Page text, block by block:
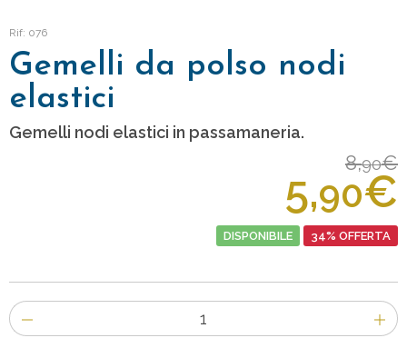
Rif: 076
Gemelli da polso nodi
elastici
Gemelli nodi elastici in passamaneria.
8,90€
5,90€
DISPONIBILE 34% OFFERTA
Numero
di